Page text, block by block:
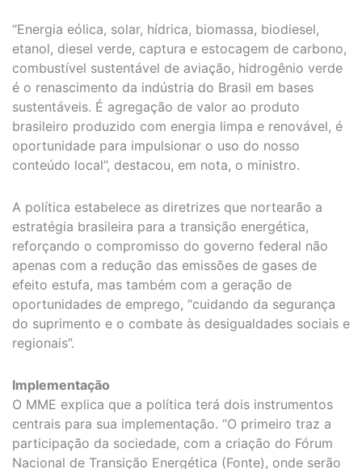
“Energia eólica, solar, hídrica, biomassa, biodiesel,
etanol, diesel verde, captura e estocagem de carbono,
combustível sustentável de aviação, hidrogênio verde
é o renascimento da indústria do Brasil em bases
sustentáveis. É agregação de valor ao produto
brasileiro produzido com energia limpa e renovável, é
oportunidade para impulsionar o uso do nosso
conteúdo local”, destacou, em nota, o ministro.
A política estabelece as diretrizes que nortearão a
estratégia brasileira para a transição energética,
reforçando o compromisso do governo federal não
apenas com a redução das emissões de gases de
efeito estufa, mas também com a geração de
oportunidades de emprego, “cuidando da segurança
do suprimento e o combate às desigualdades sociais e
regionais”.
Implementação
O MME explica que a política terá dois instrumentos
centrais para sua implementação. “O primeiro traz a
participação da sociedade, com a criação do Fórum
Nacional de Transição Energética (Fonte), onde serão